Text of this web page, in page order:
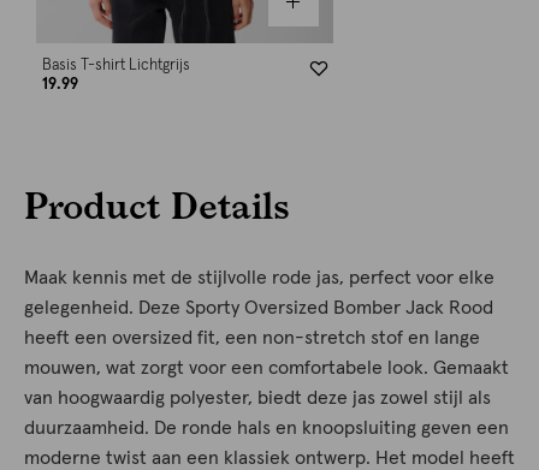
Basis T-shirt Lichtgrijs
19.99
Product Details
Maak kennis met de stijlvolle rode jas, perfect voor elke
gelegenheid. Deze Sporty Oversized Bomber Jack Rood
heeft een oversized fit, een non-stretch stof en lange
mouwen, wat zorgt voor een comfortabele look. Gemaakt
van hoogwaardig polyester, biedt deze jas zowel stijl als
duurzaamheid. De ronde hals en knoopsluiting geven een
moderne twist aan een klassiek ontwerp. Het model heeft